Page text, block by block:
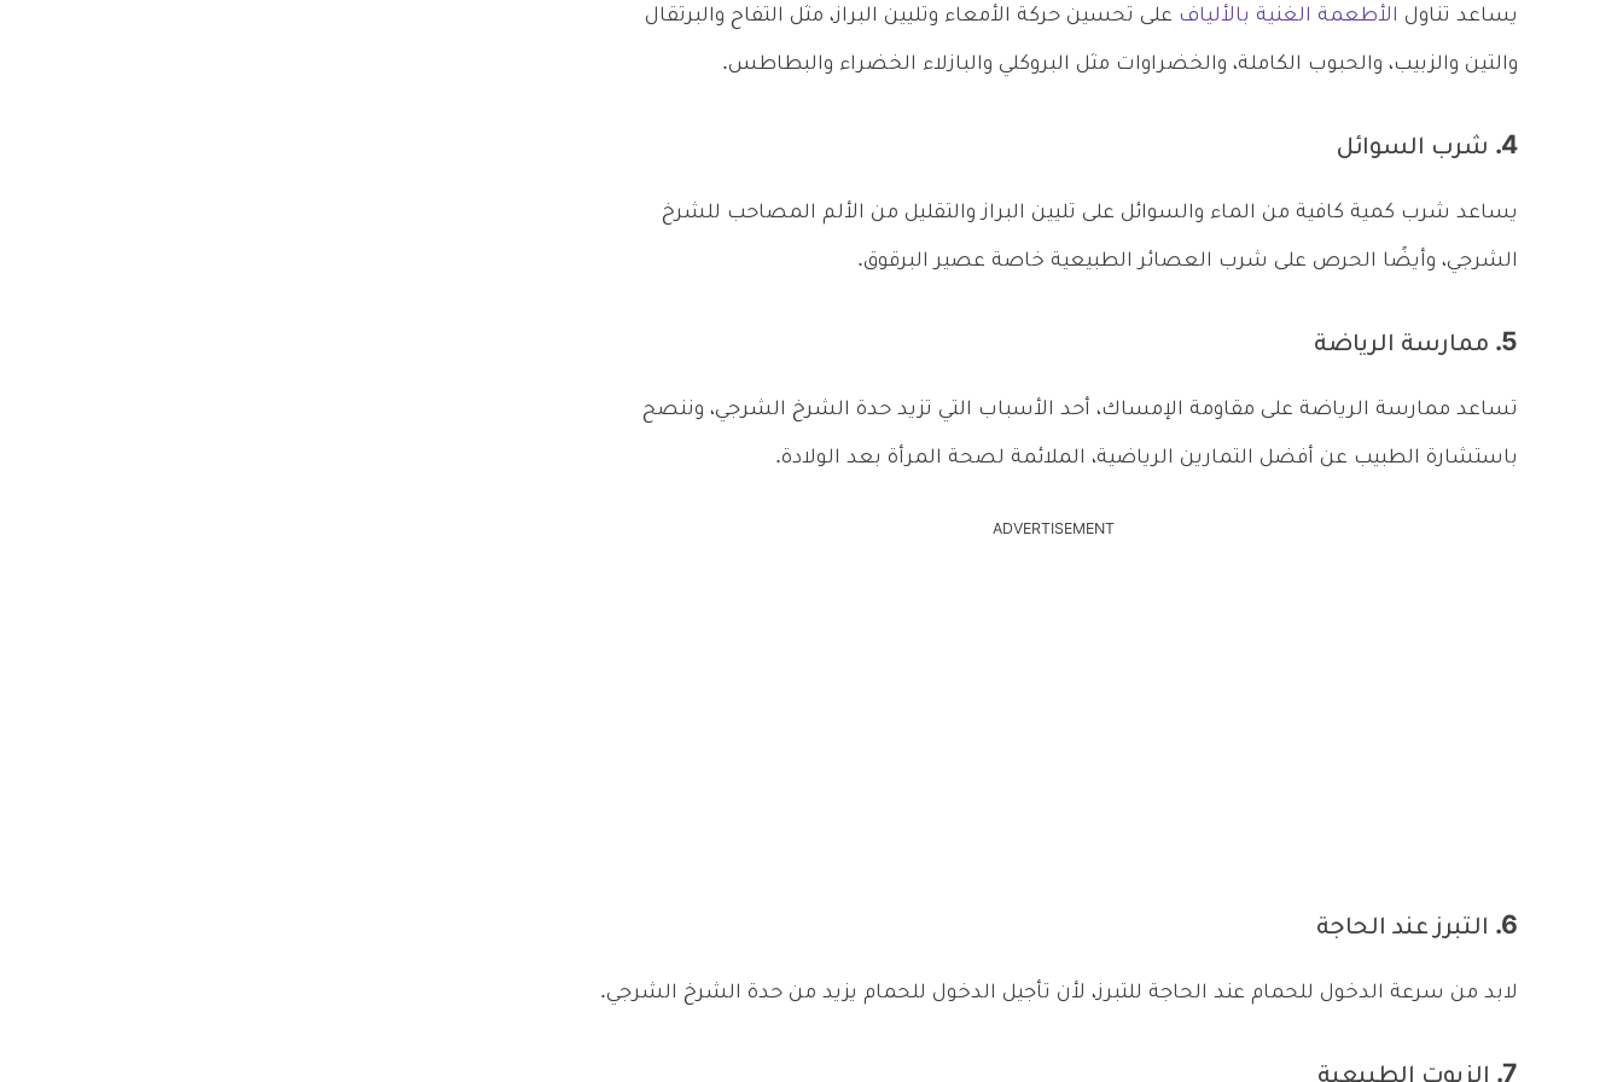
يساعد تناول الأطعمة الغنية بالألياف على تحسين حركة الأمعاء وتليين البراز، مثل التفاح والبرتقال
والتين والزبيب، والحبوب الكاملة، والخضراوات مثل البروكلي والبازلاء الخضراء والبطاطس.
4. شرب السوائل
يساعد شرب كمية كافية من الماء والسوائل على تليين البراز والتقليل من الألم المصاحب للشرخ
الشرجي، وأيضًا الحرص على شرب العصائر الطبيعية خاصة عصير البرقوق.
5. ممارسة الرياضة
تساعد ممارسة الرياضة على مقاومة الإمساك، أحد الأسباب التي تزيد حدة الشرخ الشرجي، وننصح
باستشارة الطبيب عن أفضل التمارين الرياضية، الملائمة لصحة المرأة بعد الولادة.
ADVERTISEMENT
6. التبرز عند الحاجة
لابد من سرعة الدخول للحمام عند الحاجة للتبرز، لأن تأجيل الدخول للحمام يزيد من حدة الشرخ الشرجي.